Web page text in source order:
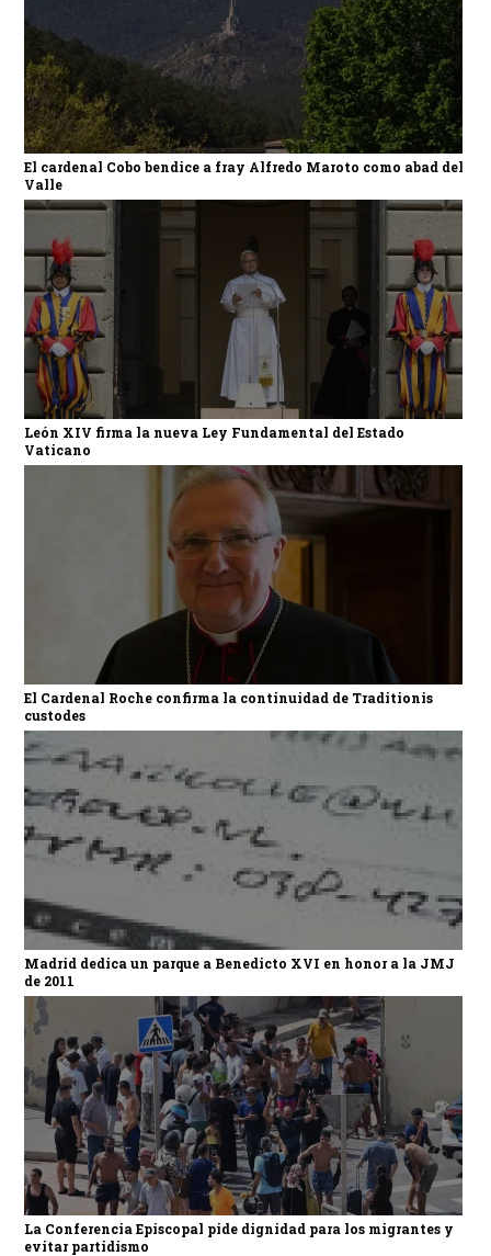
El cardenal Cobo bendice a fray Alfredo Maroto como abad del
Valle
León XIV firma la nueva Ley Fundamental del Estado
Vaticano
El Cardenal Roche confirma la continuidad de Traditionis
custodes
Madrid dedica un parque a Benedicto XVI en honor a la JMJ
de 2011
La Conferencia Episcopal pide dignidad para los migrantes y
evitar partidismo